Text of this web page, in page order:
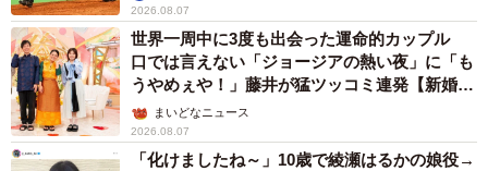
2026.08.07
世界一周中に3度も出会った運命的カップル
口では言えない「ジョージアの熱い夜」に「も
うやめぇや！」藤井が猛ツッコミ連発【新婚さ
ん】まいどなニュース
2026.08.07
「化けましたね～」10歳で綾瀬はるかの娘役→